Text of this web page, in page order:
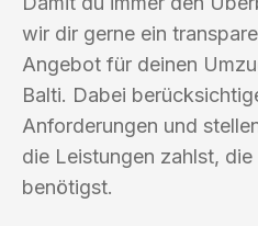
wir dir gerne ein
Angebot für deinen
Balti. Dabei
Anforderungen und
die Leistungen zahlst,
benötigst.